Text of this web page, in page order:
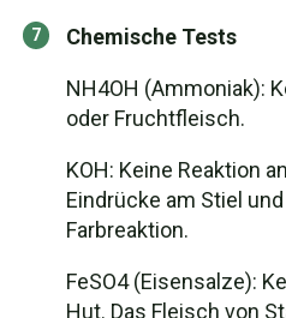
Chemische Tests
NH4OH (Ammoniak):
oder Fruchtfleisch.
KOH: Keine Reaktion
Eindrücke am Stiel
Farbreaktion.
FeSO4 (Eisensalze):
Hut. Das Fleisch von